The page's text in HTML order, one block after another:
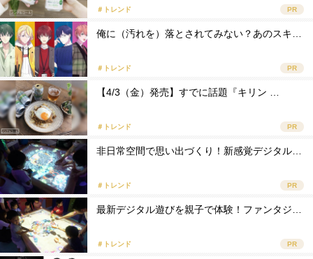
＃トレンド PR
俺に（汚れを）落とされてみない？あのスキ…
＃トレンド PR
【4/3（金）発売】すでに話題『キリン …
＃トレンド PR
非日常空間で思い出づくり！新感覚デジタル…
＃トレンド PR
最新デジタル遊びを親子で体験！ファンタジ…
＃トレンド PR